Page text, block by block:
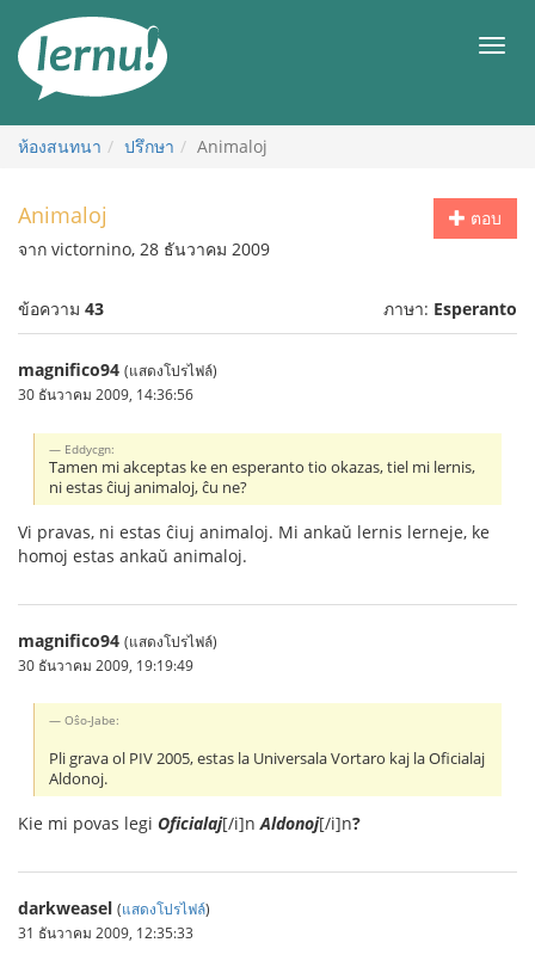
สารบัญ
เมนู
ห้องสนทนา ปรึกษา Animaloj
ตอบ
Animaloj
จาก victornino, 28 ธันวาคม 2009
ข้อความ 43 ภาษา: Esperanto
magnifico94 (แสดงโปรไฟล์)
30 ธันวาคม 2009, 14:36:56
Eddycgn:
Tamen mi akceptas ke en esperanto tio okazas, tiel mi lernis,
ni estas ĉiuj animaloj, ĉu ne?
Vi pravas, ni estas ĉiuj animaloj. Mi ankaŭ lernis lerneje, ke
homoj estas ankaŭ animaloj.
magnifico94 (แสดงโปรไฟล์)
30 ธันวาคม 2009, 19:19:49
Oŝo-Jabe:
Pli grava ol PIV 2005, estas la Universala Vortaro kaj la Oficialaj
Aldonoj.
Kie mi povas legi Oficialaj[/i]n Aldonoj[/i]n?
darkweasel (แสดงโปรไฟล์)
31 ธันวาคม 2009, 12:35:33